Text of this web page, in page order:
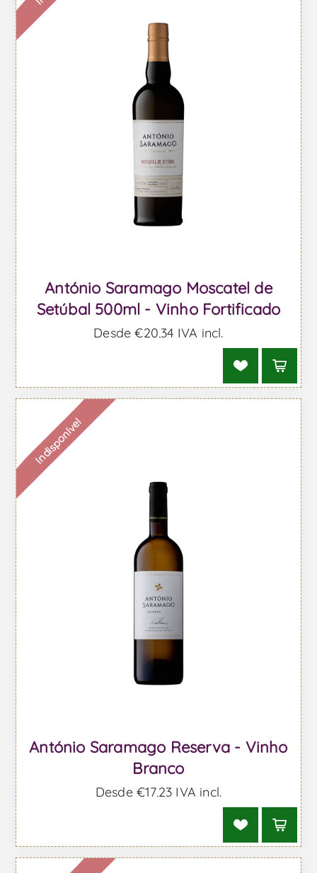
António Saramago Moscatel de
Setúbal 500ml - Vinho Fortificado
Desde €20,34 IVA incl.
Indisponível
António Saramago Reserva - Vinho
Branco
Desde €17,23 IVA incl.